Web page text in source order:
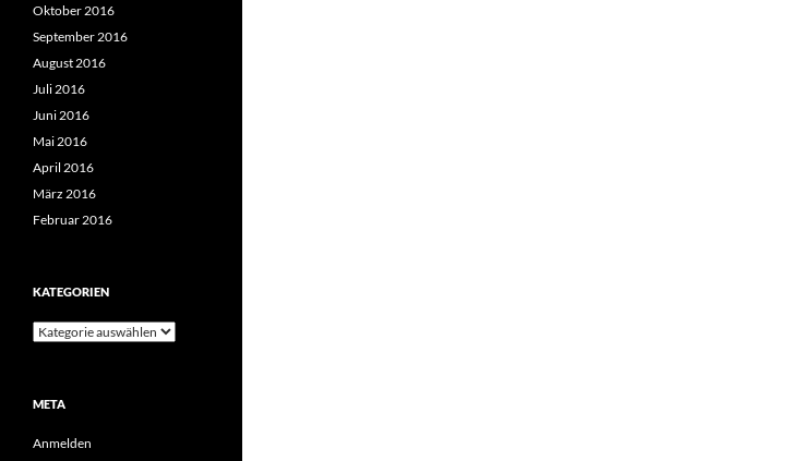
Oktober 2016
September 2016
August 2016
Juli 2016
Juni 2016
Mai 2016
April 2016
März 2016
Februar 2016
KATEGORIEN
Kategorien
META
Anmelden